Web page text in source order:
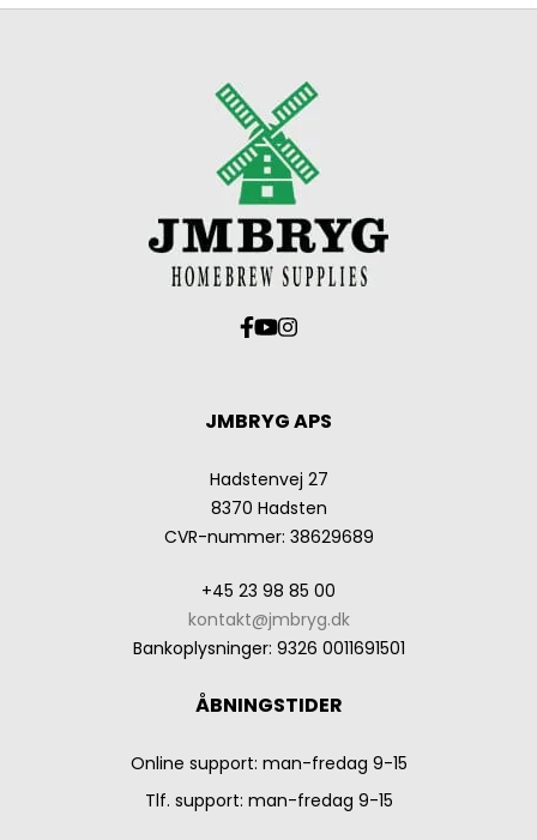
JMBRYG APS
Hadstenvej 27
8370 Hadsten
CVR-nummer: 38629689
+45 23 98 85 00
kontakt@jmbryg.dk
Bankoplysninger: 9326 0011691501
ÅBNINGSTIDER
Online support: man-fredag 9-15
Tlf. support: man-fredag 9-15